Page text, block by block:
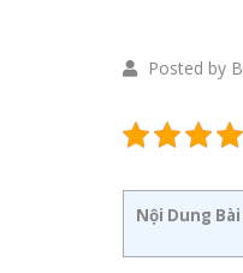
Posted by
Nội Dung